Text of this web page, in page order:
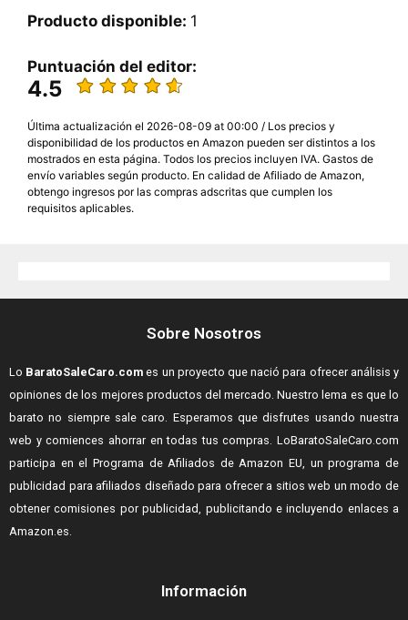
Producto disponible: 1
Puntuación del editor:
4.5
Última actualización el 2026-08-09 at 00:00 / Los precios y
disponibilidad de los productos en Amazon pueden ser distintos a los
mostrados en esta página. Todos los precios incluyen IVA. Gastos de
envío variables según producto. En calidad de Afiliado de Amazon,
obtengo ingresos por las compras adscritas que cumplen los
requisitos aplicables.
Sobre Nosotros
Lo BaratoSaleCaro.com es un proyecto que nació para ofrecer análisis y
opiniones de los mejores productos del mercado. Nuestro lema es que lo
barato no siempre sale caro. Esperamos que disfrutes usando nuestra
web y comiences ahorrar en todas tus compras. LoBaratoSaleCaro.com
participa en el Programa de Afiliados de Amazon EU, un programa de
publicidad para afiliados diseñado para ofrecer a sitios web un modo de
obtener comisiones por publicidad, publicitando e incluyendo enlaces a
Amazon.es.
Información